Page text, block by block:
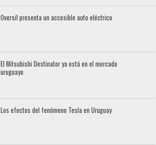
Oversil presenta un accesible auto eléctrico
El Mitsubishi Destinator ya está en el mercado
uruguayo
Los efectos del fenómeno Tesla en Uruguay